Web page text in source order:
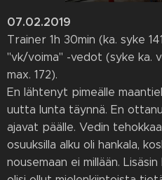
07.02.2019
Trainer 1h 30min (ka. syke
"vk/voima" -vedot (syke ka.
max. 172).
En lähtenyt pimeälle
uutta lunta täynnä. En
ajavat päälle. Vedin
osuuksilla alku oli hankala,
nousemaan ei millään.